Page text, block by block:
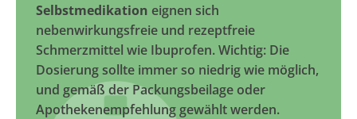
Selbstmedikation eignen sich
nebenwirkungsfreie und rezeptfreie
Schmerzmittel wie Ibuprofen. Wichtig: Die
Dosierung sollte immer so niedrig wie möglich,
und gemäß der Packungsbeilage oder
Apothekenempfehlung gewählt werden.